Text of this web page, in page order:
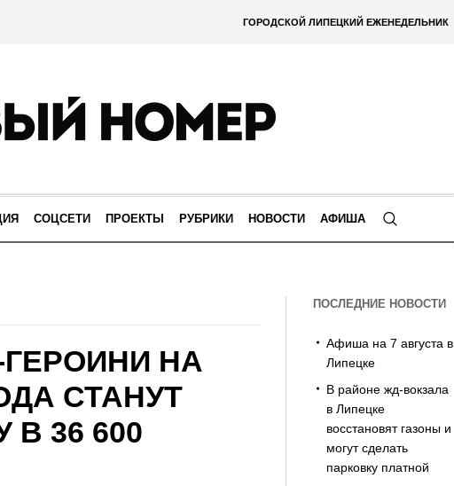
ГОРОДСКОЙ ЛИПЕЦКИЙ ЕЖЕНЕДЕЛЬНИК
СОЦСЕТИ ПРОЕКТЫ РУБРИКИ НОВОСТИ АФИША
НА
СТАНУТ
36 600
ПОСЛЕДНИЕ НОВОСТИ
Афиша на 7 августа в
Липецке
В районе жд-вокзала
в Липецке
восстановят газоны и
могут сделать
парковку платной